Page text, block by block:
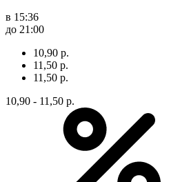
в 15:36
до 21:00
10,90 р.
11,50 р.
11,50 р.
10,90 - 11,50 р.